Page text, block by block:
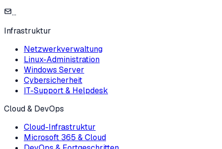
...
Infrastruktur
Netzwerkverwaltung
Linux-Administration
Windows Server
Cybersicherheit
IT-Support & Helpdesk
Cloud & DevOps
Cloud-Infrastruktur
Microsoft 365 & Cloud